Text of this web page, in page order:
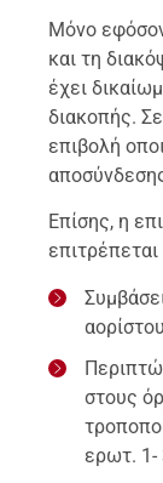
Μόνο
και τη
έχει
διακοπής.
επιβολή
Επίσης, η
στους
ερωτ. 1-